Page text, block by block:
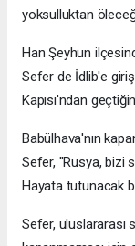
yoksulluktan
Han Şeyhun
Sefer de İdlib'e giriş
Kapısı'ndan
Babülhava'nın
Sefer, "Rusya, bizi
Hayata tutunacak
Sefer, uluslararası